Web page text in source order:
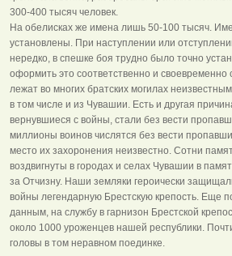
300-400 тысяч человек.
На обелисках же имена лишь 50-100 тысяч.
установлены. При наступлении или
нередко, в спешке боя трудно было точно
оформить это соответственно и своевременно
лежат во многих братских могилах
в том числе и из Чувашии. Есть и другая
вернувшиеся с войны, стали без вести
миллионы воинов числятся без вести
место их захоронения неизвестно. Сотни
воздвигнуты в городах и селах Чувашии в
за Отчизну. Наши земляки героически
войны легендарную Брестскую крепость. Еще
данным, на службу в гарнизон Брестской
около 1000 уроженцев нашей республики.
головы в том неравном поединке.